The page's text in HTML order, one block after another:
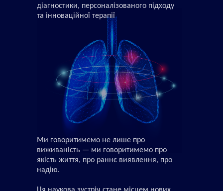
діагностики, персоналізованого підходу
та інноваційної терапії
Ми говоритимемо не лише про
виживаність — ми говоритимемо про
якість життя, про раннє виявлення, про
надію.